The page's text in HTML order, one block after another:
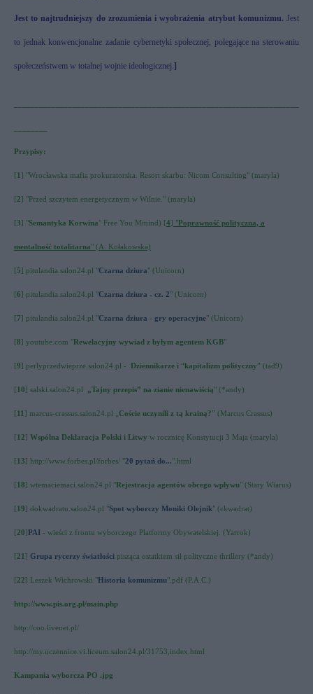
Jest to najtrudniejszy do zrozumienia i wyobrażenia atrybut komunizmu. Jest
to jednak konwencjonalne zadanie cybernetyki społecznej, polegające na sterowaniu
społeczeństwem w totalnej wojnie ideologicznej. ]
Przypisy:
[1 ] "Wrocławska mafia prokuratorska. Resort skarbu: Nicom Consulting" (maryla)
[2] "Przed szczytem energetycznym w Wilnie." (maryla)
[3] "Semantyka Korwina" Free You Mmind) [4] "Poprawność polityczna, a
mentalność totalitarna" (A. Kołakowska)
[5] pitulandia.salon24.pl "Czarna dziura" (Unicorn)
[6] pitulandia.salon24.pl "Czarna dziura - cz. 2" (Unicorn)
[7] pitulandia.salon24.pl "Czarna dziura - gry operacyjne" (Unicorn)
[8] youtube.com "Rewelacyjny wywiad z byłym agentem KGB"
[9] perlyprzedwieprze.salon24.pl - Dziennikarze i “ kapitalizm polityczny” (tad9)
[10] salski.salon24.pl „Tajny przepis” na zianie nienawiścią" (*andy)
[11 ] marcus-crassus.salon24.pl Coście uczynili z tą krainą?” (Marcus Crassus)
[12] Wspólna Deklaracja Polski i Litwy w rocznicę Konstytucji 3 Maja (maryla)
[13] http://www.forbes.pl/forbes/ "20 pytań do...".html
[18] wtemaciemaci.salon24.pl "Rejestracja agentów obcego wpływu" (Stary Wiarus)
[19] dokwadratu.salon24.pl "Spot wyborczy Moniki Olejnik" (ckwadrat)
[20]PAI - wieści z frontu wyborczego Platformy Obywatelskiej . (Yarrok)
[21 ] Grupa rycerzy światłości pisząca ostatkiem sił polityczne thrillery (*andy)
[22] Leszek Wichrowski "Historia komunizmu".pdf (P.A.C.)
http://www.pis.org.pl/main.php
http://coo.livenet.pl/
http://my.uczennice.vi.liceum.salon24.pl/31753,index.html
Kampania wyborcza PO .jpg